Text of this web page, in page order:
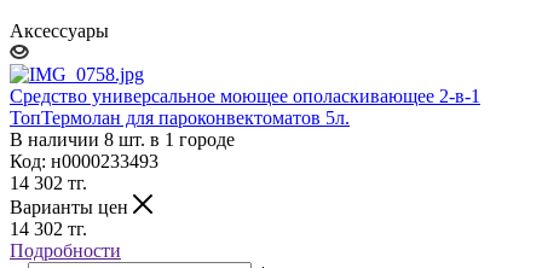
Аксессуары
Средство универсальное моющее ополаскивающее 2-в-1
ТопТермолан для пароконвектоматов 5л.
В наличии 8 шт. в 1 городе
Код: н0000233493
14 302 тг.
Варианты цен
14 302 тг.
Подробности